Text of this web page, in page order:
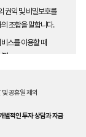
권익 및 비밀보호를
조합을 말합니다.
스를 이용할 때
.
단말기를 포함한 각종
니티(카카오톡,
및 공휴일 제외
별적인 투자 상담과 자금